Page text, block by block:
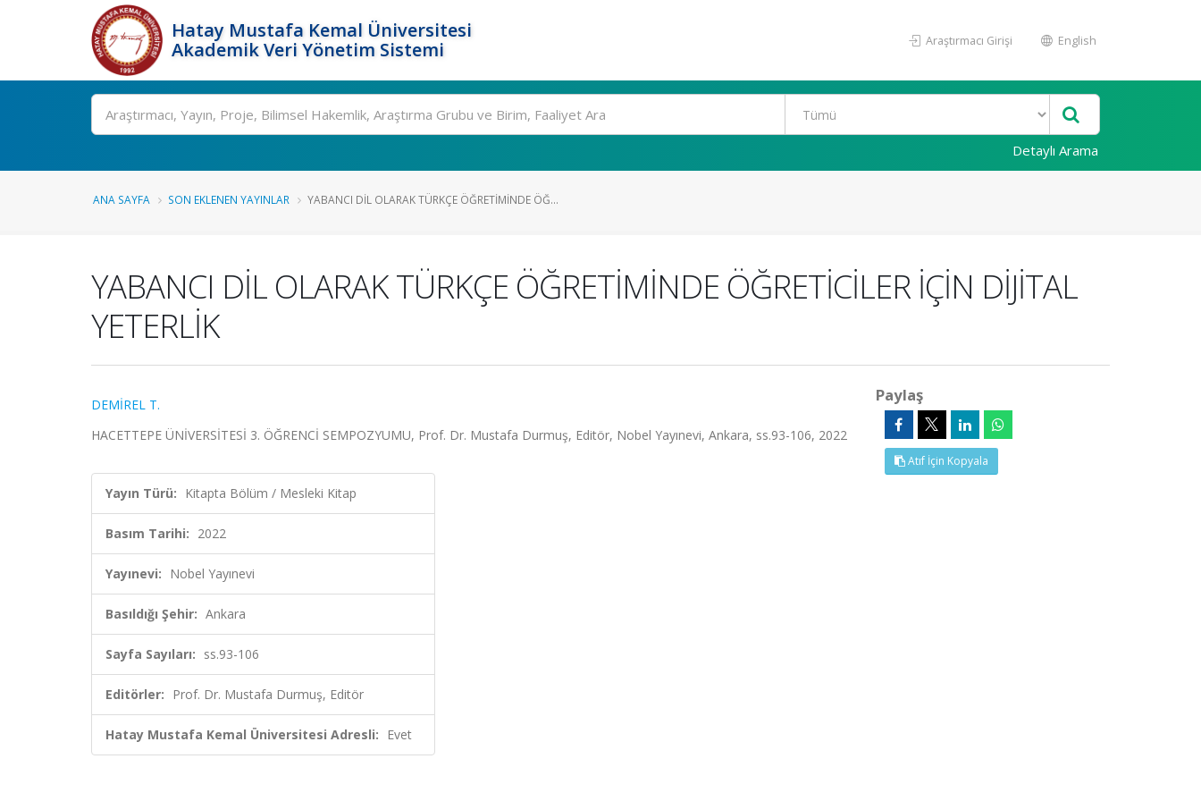
Hatay Mustafa Kemal Üniversitesi
Akademik Veri Yönetim Sistemi
Araştırmacı Girişi English
Ara
Detaylı Arama
ANA SAYFA SON EKLENEN YAYINLAR YABANCI DİL OLARAK TÜRKÇE ÖĞRETİMİNDE ÖĞ...
YABANCI DİL OLARAK TÜRKÇE ÖĞRETİMİNDE ÖĞRETİCİLER İÇİN DİJİTAL
YETERLİK
DEMİREL T.
HACETTEPE ÜNİVERSİTESİ 3. ÖĞRENCİ SEMPOZYUMU, Prof. Dr. Mustafa Durmuş, Editör, Nobel Yayınevi, Ankara, ss.93-106, 2022
Yayın Türü: Kitapta Bölüm / Mesleki Kitap
Basım Tarihi: 2022
Yayınevi: Nobel Yayınevi
Basıldığı Şehir: Ankara
Sayfa Sayıları: ss.93-106
Editörler: Prof. Dr. Mustafa Durmuş, Editör
Hatay Mustafa Kemal Üniversitesi Adresli: Evet
Paylaş
Atıf İçin Kopyala